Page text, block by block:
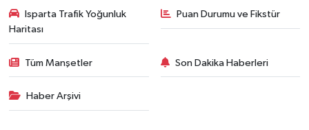
Isparta Trafik Yoğunluk
Haritası
Puan Durumu ve Fikstür
Tüm Manşetler Son Dakika Haberleri
Haber Arşivi